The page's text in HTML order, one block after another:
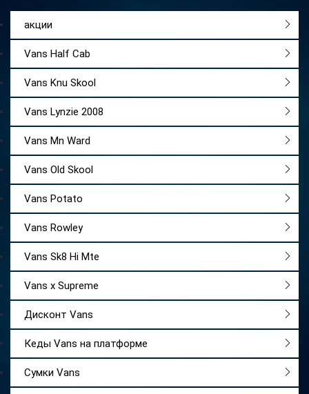
акции
Vans Half Cab
Vans Knu Skool
Vans Lynzie 2008
Vans Mn Ward
Vans Old Skool
Vans Potato
Vans Rowley
Vans Sk8 Hi Mte
Vans x Supreme
Дисконт Vans
Кеды Vans на платформе
Сумки Vans